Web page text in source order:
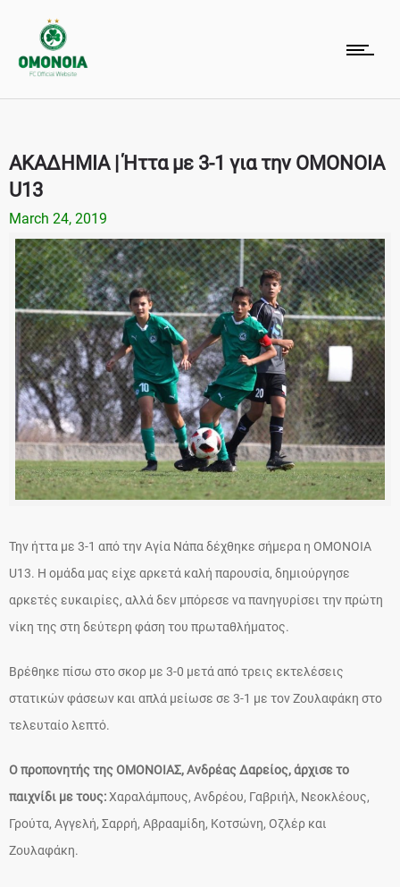
ΑΚΑΔΗΜΙΑ | Ήττα με 3-1 για την ΟΜΟΝΟΙΑ
U13
March 24, 2019
Την ήττα με 3-1 από την Αγία Νάπα δέχθηκε σήμερα η ΟΜΟΝΟΙΑ
U13. Η ομάδα μας είχε αρκετά καλή παρουσία, δημιούργησε
αρκετές ευκαιρίες, αλλά δεν μπόρεσε να πανηγυρίσει την πρώτη
νίκη της στη δεύτερη φάση του πρωταθλήματος.
Βρέθηκε πίσω στο σκορ με 3-0 μετά από τρεις εκτελέσεις
στατικών φάσεων και απλά μείωσε σε 3-1 με τον Ζουλαφάκη στο
τελευταίο λεπτό.
Ο προπονητής της ΟΜΟΝΟΙΑΣ, Ανδρέας Δαρείος, άρχισε το
παιχνίδι με τους:Χαραλάμπους, Ανδρέου, Γαβριήλ, Νεοκλέους,
Γρούτα, Αγγελή, Σαρρή, Αβρααμίδη, Κοτσώνη, Οζλέρ και
Ζουλαφάκη.